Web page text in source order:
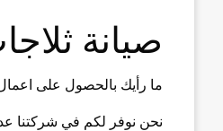
صيانة
ما رأيك بالحصول على
نحن نوفر لكم في شركتنا